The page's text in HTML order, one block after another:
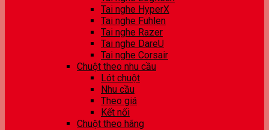
Tai nghe HyperX
Tai nghe Fuhlen
Tai nghe Razer
Tai nghe DareU
Tai nghe Corsair
Chuột theo nhu cầu
Lót chuột
Nhu cầu
Theo giá
Kết nối
Chuột theo hãng